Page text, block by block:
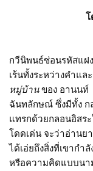
กวีนิพนธ์ซ่อนรหัสแฝ
เร้นทั้งระหว่างคำแล
หมู่บ้านของ อานนท์
ฉันทลักษณ์ ซึ่งมีทั้ง
แทรกด้วยกลอนอิสร
โดดเด่น จะว่าอ่านย
ได้เอ่ยถึงสิ่งที่เขาก
หรือความคิดแบบนา